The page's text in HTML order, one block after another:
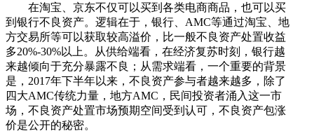
在淘宝、京东不仅可以买到各类电商商品，也可以买
到银行不良资产。逻辑在于，银行、AMC等通过淘宝、地
方交易所等可以获取较高溢价，比一般不良资产处置收益
多20%-30%以上。从供给端看，在经济复苏时刻，银行越
来越倾向于充分暴露不良；从需求端看，一个重要的背景
是，2017年下半年以来，不良资产参与者越来越多，除了
四大AMC传统力量，地方AMC，民间投资者涌入这一市
场，不良资产处置市场预期空间受到认可，不良资产包涨
价是公开的秘密。